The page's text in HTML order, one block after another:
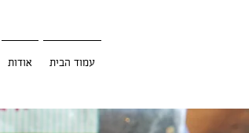
עמוד הבית אודות